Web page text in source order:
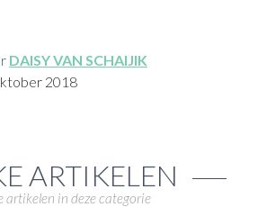
DAISY VAN SCHAIJIK
2018
ARTIKELEN
artikelen in deze categorie